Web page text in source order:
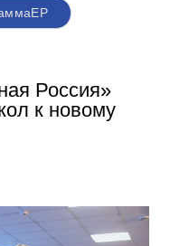
Россия»
к новому